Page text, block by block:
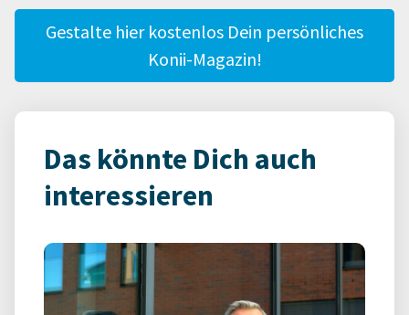
Gestalte hier kostenlos Dein persönliches
Konii-Magazin!
Das könnte Dich auch
interessieren